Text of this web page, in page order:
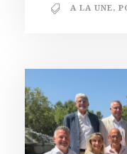
A LA UNE,